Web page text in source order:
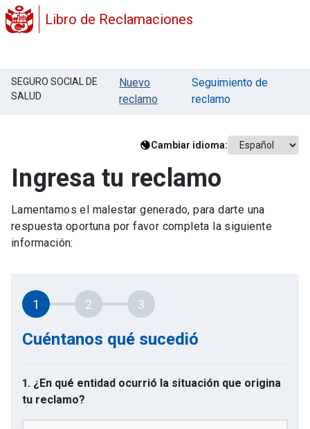
Libro de Reclamaciones
SEGURO SOCIAL DE
SALUD
Nuevo
reclamo
Seguimiento de
reclamo
Cambiar idioma:
Ingresa tu reclamo
Lamentamos el malestar generado, para darte una
respuesta oportuna por favor completa la siguiente
información:
1 2 3
Cuéntanos qué sucedió
1. ¿En qué entidad ocurrió la situación que origina
tu reclamo?